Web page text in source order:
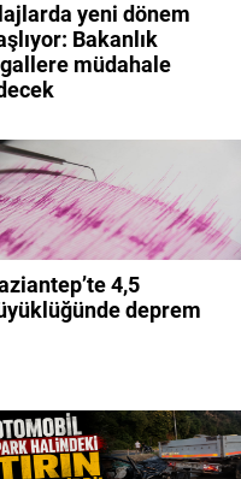
yeni dönem
Bakanlık
müdahale
4,5
deprem